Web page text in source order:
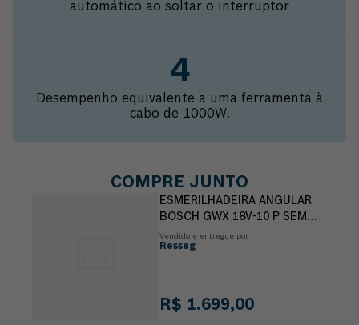
automático ao soltar o interruptor
Desempenho equivalente a uma ferramenta à
cabo de 1000W.
COMPRE JUNTO
ESMERILHADEIRA ANGULAR
BOSCH GWX 18V-10 P SEM
BATERIA
Vendido e entregue por
Resseg
R$ 1.699,00